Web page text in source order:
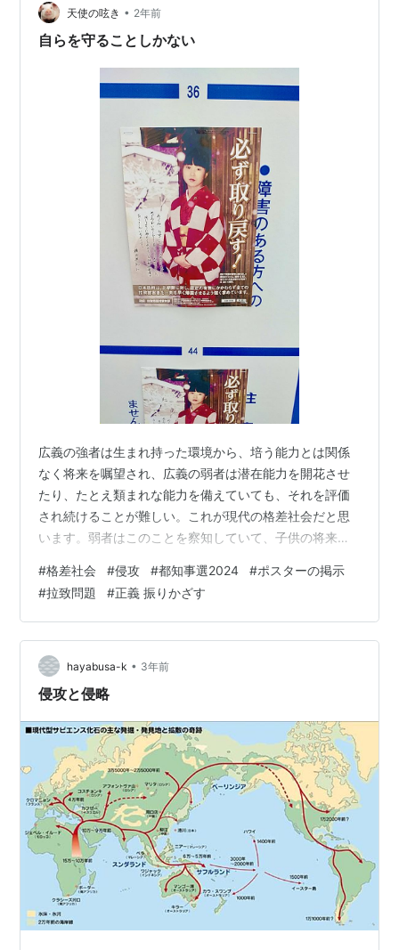
はない。高米価で零細兼業農家を維持し、その兼業所得
を預金としてウォールストリートで運用するJA農協のた
天使の呟き • 2年前
自らを守ることしかない
広義の強者は生まれ持った環境から、培う能力とは関係
なく将来を嘱望され、広義の弱者は潜在能力を開花させ
たり、たとえ類まれな能力を備えていても、それを評価
され続けることが難しい。これが現代の格差社会だと思
います。弱者はこのことを察知していて、子供の将来を
きます。物価高、円は160円の大台が間近です。子育て費
用は大きく増えました。弱者にとっては自らを守ること
が、人生の使命となりつつあります。攻めることもでき
ますが、人をあてにすることはもうできません。攻めて
いるロシアとイスラエルの、決定的に異なることは2点あ
ります。①ロシアは非難を通り超して、欧米と分…
#格差社会 #侵攻 #都知事選2024 #ポスターの掲示
#拉致問題 #正義 振りかざす
hayabusa-k • 3年前
侵攻と侵略